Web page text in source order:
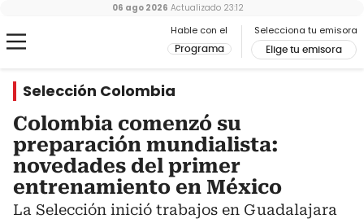
Hable con el
Programa
Selecciona tu emisora
Elige tu emisora
06 ago 2026 Actualizado 23:12
Selección Colombia
Colombia comenzó su
preparación mundialista:
novedades del primer
entrenamiento en México
La Selección inició trabajos en Guadalajara